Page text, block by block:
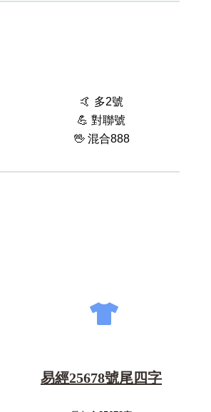
🤙 多2號
💪 對聯號
🖖 混合888
易經25678號尾四字